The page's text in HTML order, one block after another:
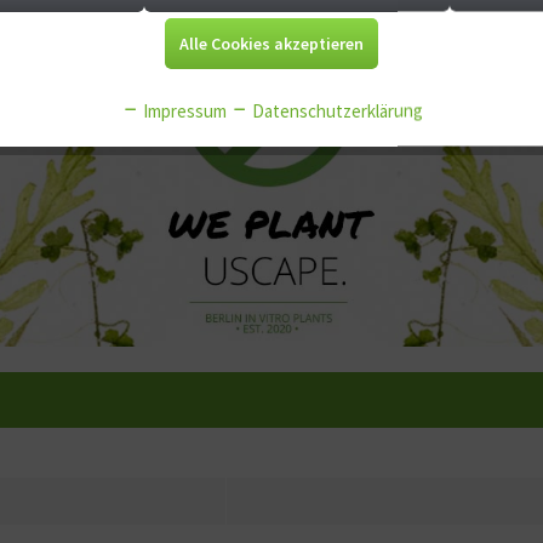
Alle Cookies akzeptieren
Impressum Datenschutzerklärung